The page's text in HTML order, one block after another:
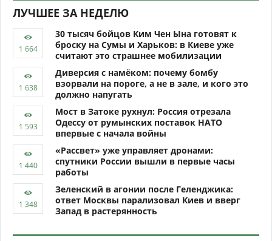
ЛУЧШЕЕ ЗА НЕДЕЛЮ
30 тысяч бойцов Ким Чен Ына готовят к
броску на Сумы и Харьков: в Киеве уже
считают это страшнее мобилизации
Диверсия с намёком: почему бомбу
взорвали на пороге, а не в зале, и кого это
должно напугать
Мост в Затоке рухнул: Россия отрезала
Одессу от румынских поставок НАТО
впервые с начала войны
«Рассвет» уже управляет дронами:
спутники России вышли в первые часы
работы
Зеленский в агонии после Геленджика:
ответ Москвы парализовал Киев и вверг
Запад в растерянность